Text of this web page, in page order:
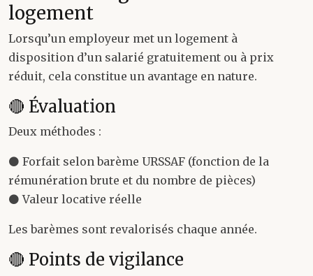
logement
Lorsqu’un employeur met un logement à
disposition d’un salarié gratuitement ou à prix
réduit, cela constitue un avantage en nature.
🔴 Évaluation
Deux méthodes :
⚫ Forfait selon barème URSSAF (fonction de la
rémunération brute et du nombre de pièces)
⚫ Valeur locative réelle
Les barèmes sont revalorisés chaque année.
🔴 Points de vigilance